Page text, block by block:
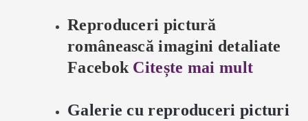
Reproduceri pictură
românească imagini detaliate
Facebok Citește mai mult
Galerie cu reproduceri picturi